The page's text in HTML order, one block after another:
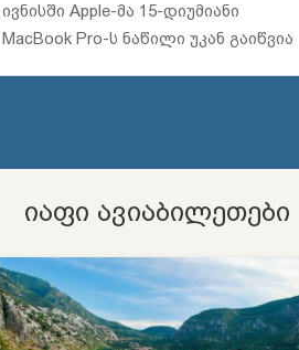
ივნისში Apple-მა 15-დიუმიანი
MacBook Pro-ს ნაწილი უკან გაიწვია
იაფი ავიაბილეთები